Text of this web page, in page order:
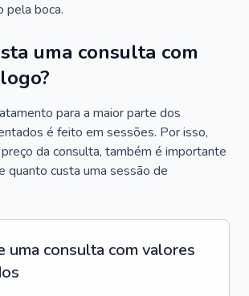
pela boca.
uma consulta com
para a maior parte dos
é feito em sessões. Por isso,
da consulta, também é importante
quanto custa uma sessão de
uma consulta com valores